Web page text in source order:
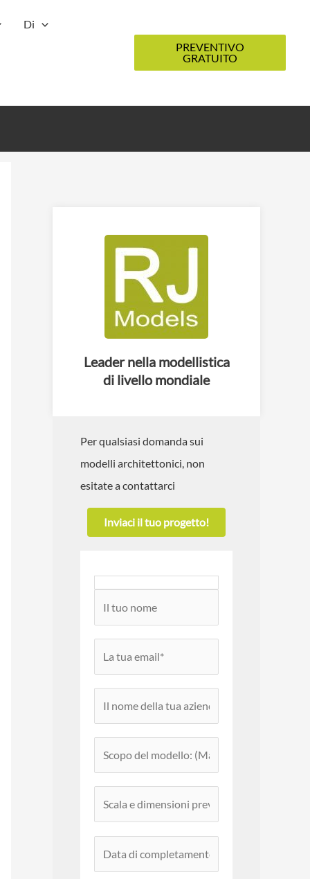
Di
PREVENTIVO
GRATUITO
Leader nella modellistica
di livello mondiale
Per qualsiasi domanda sui
modelli architettonici, non
esitate a contattarci
Inviaci il tuo progetto!